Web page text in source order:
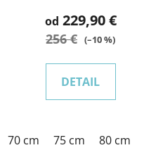
od 229,90 €
256 € (–10 %)
DETAIL
70 cm 75 cm 80 cm